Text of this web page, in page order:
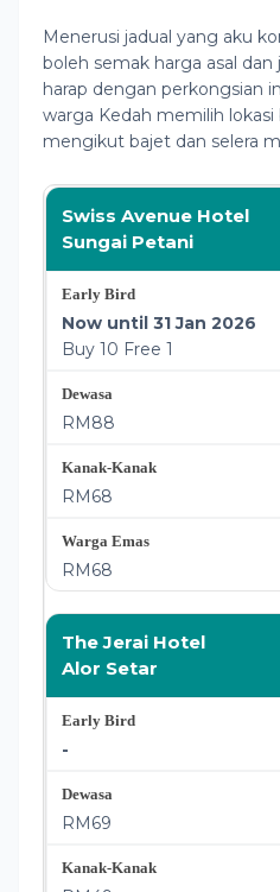
Menerusi jadual yang aku
boleh semak harga asal dan
harap dengan perkongsian
warga Kedah memilih
mengikut bajet dan selera
Swiss Avenue Hotel
Sungai Petani
Now until 31 Jan 2026
Buy 10 Free 1
RM88
RM68
RM68
The Jerai Hotel
Alor Setar
-
RM69